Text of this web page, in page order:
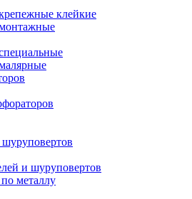
клейкие
и шуруповертов
металлу